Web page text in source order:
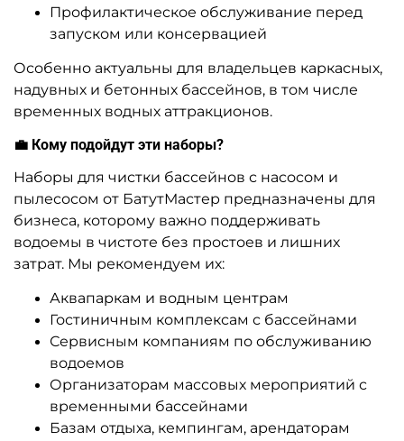
Профилактическое обслуживание перед
запуском или консервацией
Особенно актуальны для владельцев каркасных,
надувных и бетонных бассейнов, в том числе
временных водных аттракционов.
💼 Кому подойдут эти наборы?
Наборы для чистки бассейнов с насосом и
пылесосом от БатутМастер предназначены для
бизнеса, которому важно поддерживать
водоемы в чистоте без простоев и лишних
затрат. Мы рекомендуем их:
Аквапаркам и водным центрам
Гостиничным комплексам с бассейнами
Сервисным компаниям по обслуживанию
водоемов
Организаторам массовых мероприятий с
временными бассейнами
Базам отдыха, кемпингам, арендаторам